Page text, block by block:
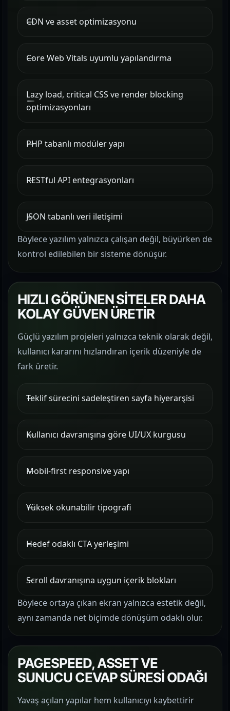
CDN ve asset optimizasyonu
Core Web Vitals uyumlu yapılandırma
Lazy load, critical CSS ve render blocking
optimizasyonları
PHP tabanlı modüler yapı
RESTful API entegrasyonları
JSON tabanlı veri iletişimi
Böylece yazılım yalnızca çalışan değil, büyürken de
kontrol edilebilen bir sisteme dönüşür.
HIZLI GÖRÜNEN SİTELER DAHA
KOLAY GÜVEN ÜRETİR
Güçlü yazılım projeleri yalnızca teknik olarak değil,
kullanıcı kararını hızlandıran içerik düzeniyle de
fark üretir.
Teklif sürecini sadeleştiren sayfa hiyerarşisi
Kullanıcı davranışına göre UI/UX kurgusu
Mobil-first responsive yapı
Yüksek okunabilir tipografi
Hedef odaklı CTA yerleşimi
Scroll davranışına uygun içerik blokları
Böylece ortaya çıkan ekran yalnızca estetik değil,
aynı zamanda net biçimde dönüşüm odaklı olur.
PAGESPEED, ASSET VE
SUNUCU CEVAP SÜRESİ ODAĞI
Yavaş açılan yapılar hem kullanıcıyı kaybettirir